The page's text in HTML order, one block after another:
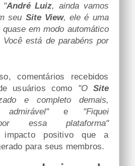
"André Luiz, ainda vamos
seu Site View, ele é uma
em modo automático
Você está de parabéns por
usuários como "O Site
e completo demais,
admirável"e "Fiquei
essa plataforma"
impacto positivo que a
para seus membros.